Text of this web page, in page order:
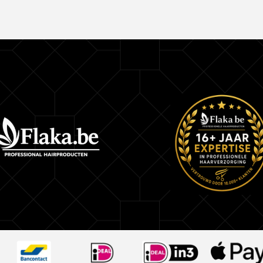
verschil van professionele kwaliteit bij elke
L’Oréal Pro Longer – voor langer haar dat er ook
uitziet.